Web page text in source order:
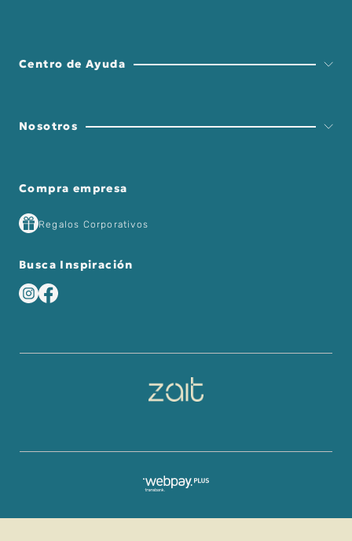
Centro de Ayuda
Nosotros
Compra empresa
Regalos Corporativos
Busca Inspiración